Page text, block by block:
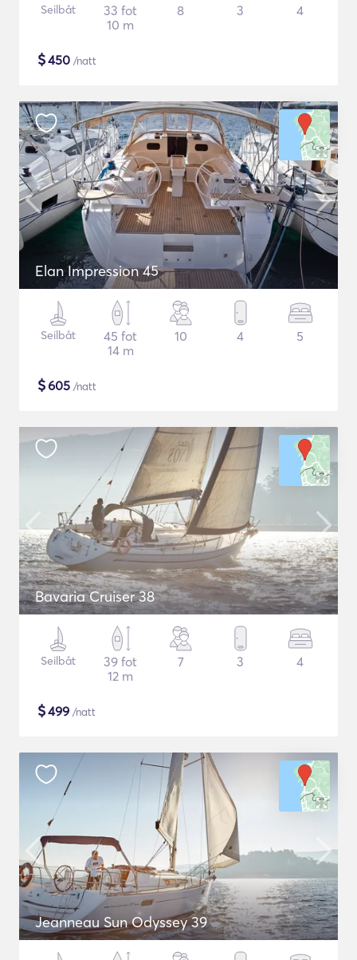
Seilbåt
33 fot
10 m
8 3 4
$450 /natt
Elan Impression 45
Seilbåt
45 fot
14 m
10 4 5
$605 /natt
Bavaria Cruiser 38
Seilbåt
39 fot
12 m
7 3 4
$499 /natt
Jeanneau Sun Odyssey 39